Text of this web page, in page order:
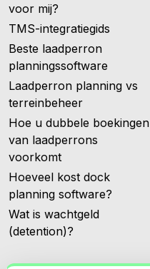
voor mij?
TMS-integratiegids
Beste laadperron
planningssoftware
Laadperron planning vs
terreinbeheer
Hoe u dubbele boekingen
van laadperrons
voorkomt
Hoeveel kost dock
planning software?
Wat is wachtgeld
(detention)?